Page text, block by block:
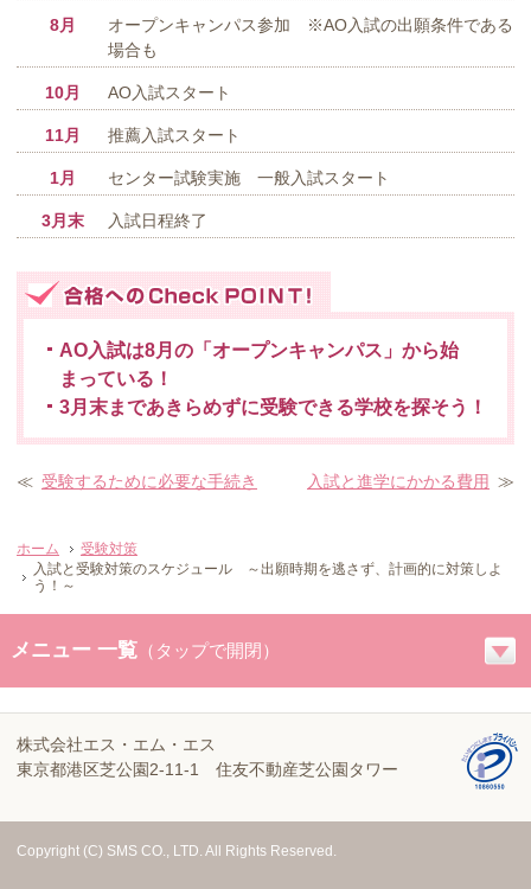
8月
オープンキャンパス参加 ※AO入試の出願条件である
場合も
10月 AO入試スタート
11月 推薦入試スタート
1月 センター試験実施 一般入試スタート
3月末 入試日程終了
AO入試は8月の「オープンキャンパス」から始
まっている！
3月末まであきらめずに受験できる学校を探そう！
≪ 受験するために必要な手続き 入試と進学にかかる費用 ≫
ホーム
受験対策
入試と受験対策のスケジュール ～出願時期を逃さず、計画的に対策しよ
う！～
メニュー 一覧（タップで開閉）
株式会社エス・エム・エス
東京都港区芝公園2-11-1
住友不動産芝公園タワー
Copyright (C) SMS CO., LTD. All Rights Reserved.